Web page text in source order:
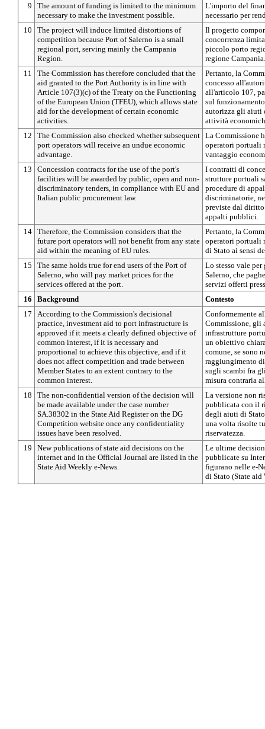
9
The amount of funding is limited to the minimum
necessary to make the investment possible.
L'importo del
necessario per
10
The project will induce limited distortions of
competition because Port of Salerno is a small
regional port, serving mainly the Campania
Region.
Il progetto
concorrenza
piccolo porto
regione Campania.
11
The Commission has therefore concluded that the
aid granted to the Port Authority is in line with
Article 107(3)(c) of the Treaty on the Functioning
of the European Union (TFEU), which allows state
aid for the development of certain economic
activities.
Pertanto, la
concesso
all'articolo 107,
sul
autorizza gli aiuti
attività
12
The Commission also checked whether subsequent
port operators will receive an undue economic
advantage.
La Commissione
operatori portuali
vantaggio
13
Concession contracts for the use of the port's
facilities will be awarded by public, open and non-
discriminatory tenders, in compliance with EU and
Italian public procurement law.
I contratti di
strutture portuali
procedure di
discriminatorie,
previste dal
appalti pubblici.
14 Therefore, the Commission considers that the
future port operators will not benefit from any state
aid within the meaning of EU rules.
Pertanto, la
operatori portuali
di Stato ai sensi
15
The same holds true for end users of the Port of
Salerno, who will pay market prices for the
services offered at the port.
Lo stesso vale
Salerno, che
servizi offerti
16
Background
Contesto
17
According to the Commission's decisional
practice, investment aid to port infrastructure is
approved if it meets a clearly defined objective of
common interest, if it is necessary and
proportional to achieve this objective, and if it
does not affect competition and trade between
Member States to an extent contrary to the
common interest.
Conformemente
Commissione,
infrastrutture
un obiettivo
comune, se sono
raggiungimento
sugli scambi fra
misura contraria
18
The non-confidential version of the decision will
be made available under the case number
SA.38302 in the State Aid Register on the DG
Competition website once any confidentiality
issues have been resolved.
La versione non
pubblicata con il
degli aiuti di
una volta risolte
riservatezza.
19
New publications of state aid decisions on the
internet and in the Official Journal are listed in the
State Aid Weekly e-News.
Le ultime
pubblicate su
figurano nelle e-
di Stato (State aid